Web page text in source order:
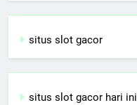
situs slot gacor
situs slot gacor hari ini